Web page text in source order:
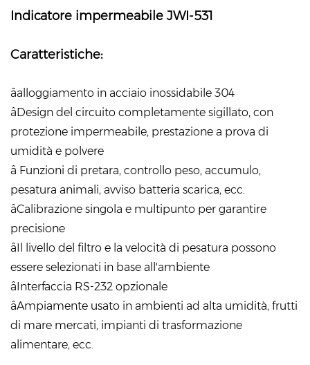
Indicatore impermeabile JWI-531
Caratteristiche:
âalloggiamento in acciaio inossidabile 304
âDesign del circuito completamente sigillato, con
protezione impermeabile, prestazione a prova di
umidità e polvere
â Funzioni di pretara, controllo peso, accumulo,
pesatura animali, avviso batteria scarica, ecc.
âCalibrazione singola e multipunto per garantire
precisione
âIl livello del filtro e la velocità di pesatura possono
essere selezionati in base all'ambiente
âInterfaccia RS-232 opzionale
âAmpiamente usato in ambienti ad alta umidità, frutti
di mare mercati, impianti di trasformazione
alimentare, ecc.